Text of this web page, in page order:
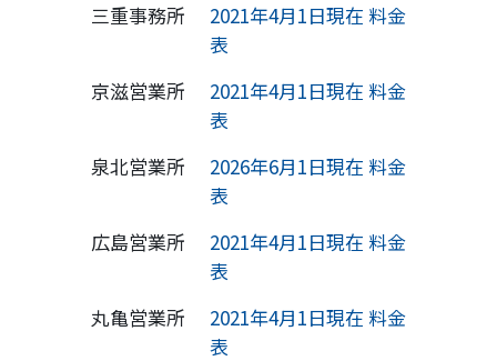
三重事務所
2021年4月1日現在 料金
表
京滋営業所
2021年4月1日現在 料金
表
泉北営業所
2026年6月1日現在 料金
表
広島営業所
2021年4月1日現在 料金
表
丸亀営業所
2021年4月1日現在 料金
表